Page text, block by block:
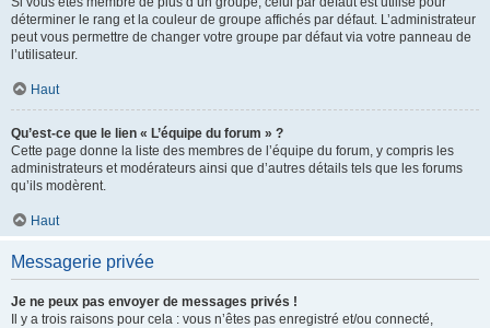
déterminer le rang et la couleur de groupe affichés par défaut. L’administrateur
peut vous permettre de changer votre groupe par défaut via votre panneau de
l’utilisateur.
Haut
Qu’est-ce que le lien « L’équipe du forum » ?
Cette page donne la liste des membres de l’équipe du forum, y compris les
administrateurs et modérateurs ainsi que d’autres détails tels que les forums
qu’ils modèrent.
Haut
Messagerie privée
Je ne peux pas envoyer de messages privés !
Il y a trois raisons pour cela : vous n’êtes pas enregistré et/ou connecté,